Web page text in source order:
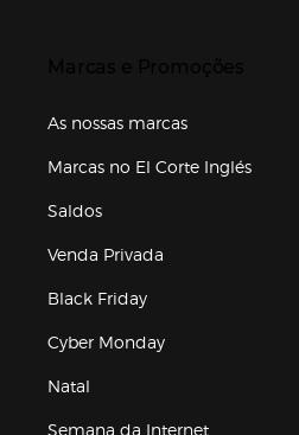
As nossas marcas
Marcas no El Corte Inglés
Saldos
Venda Privada
Black Friday
Cyber Monday
Natal
Semana da Internet